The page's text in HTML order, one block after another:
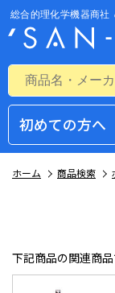
初めての方へ
ホーム 商品検索
下記商品の関連商品